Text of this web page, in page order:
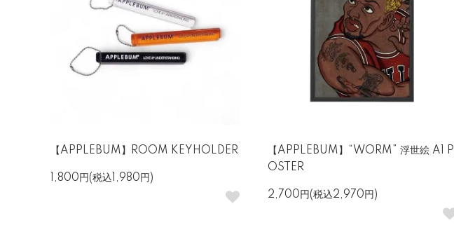
【APPLEBUM】ROOM KEYHOLDER
1,800円(税込1,980円)
【APPLEBUM】“WORM” 浮世絵 A1 P
OSTER
2,700円(税込2,970円)